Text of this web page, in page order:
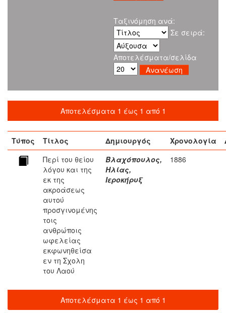
Ταξινόμηση ανά:
Σε σειρά:
Αποτελέσματα/σελίδα
Αποτελέσματα 1 έως 1 από 1
Τύπος Τίτλος Δημιουργός Χρονολογία
Περί του θείου
λόγου και της
εκ της
ακροάσεως
αυτού
προσγινομένης
τοις
ανθρώποις
ωφελείας
εκφωνηθείσα
εν τη Σχολη
του Λαού
Βλαχόπουλος,
Ηλίας,
Ιεροκήρυξ
1886
Αποτελέσματα 1 έως 1 από 1